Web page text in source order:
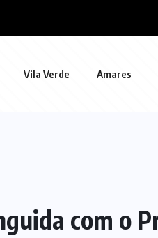
Vila Verde Amares
com o